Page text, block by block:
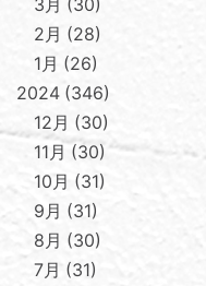
2月
28
1月
26
2024 346
12月
30
11月
30
10月
31
9月
31
8月
30
7月
31